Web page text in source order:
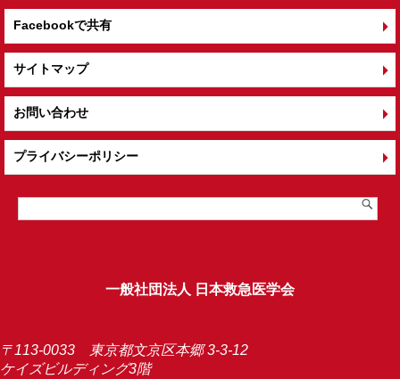
Facebookで共有
サイトマップ
お問い合わせ
プライバシーポリシー
一般社団法人 日本救急医学会
〒113-0033 東京都文京区本郷 3-3-12
ケイズビルディング3階